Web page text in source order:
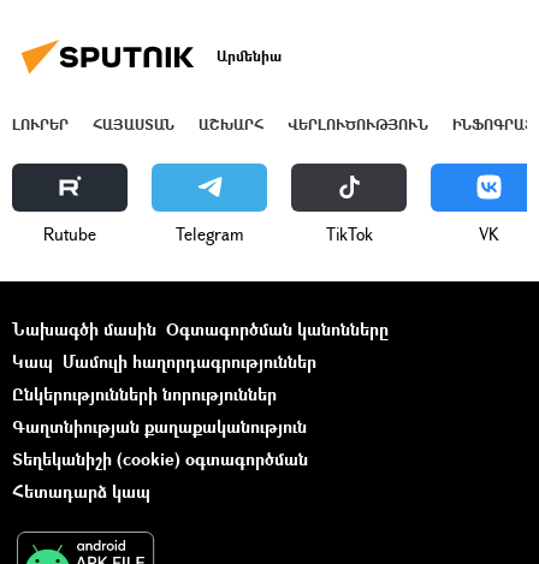
Արմենիա
ԼՈՒՐԵՐ ՀԱՅԱՍՏԱՆ ԱՇԽԱՐՀ ՎԵՐԼՈՒԾՈՒԹՅՈՒՆ
Rutube Telegram ТikТоk VK
Նախագծի մասին Օգտագործման կանոնները
Կապ Մամուլի հաղորդագրություններ
Ընկերությունների նորություններ
Գաղտնիության քաղաքականություն
Տեղեկանիշի (cookie) օգտագործման
Հետադարձ կապ